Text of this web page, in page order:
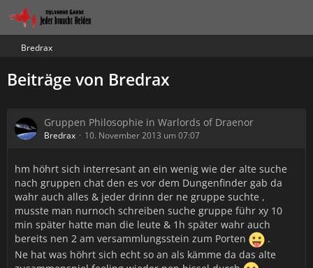
Bredrax
Beiträge von Bredrax
Gruppen Philosophie in Warlords of Draenor
Bredrax 10. November 2013 um 07:07
hm höhrt sich interresant an ein wenig wie der alte suche
nach gruppen chat den es vor dem Dungenfinder gab da
wahr auch alles & jeder drinn der ne gruppe suchte ,
musste man nurnoch schreiben suche gruppe führ xy 10
min später hatte man die leute & 1h später wahr auch
bereits nen 2 am versammlungsstein zum Porten
.
Ne hat was höhrt sich echt so an als kämme da das alte